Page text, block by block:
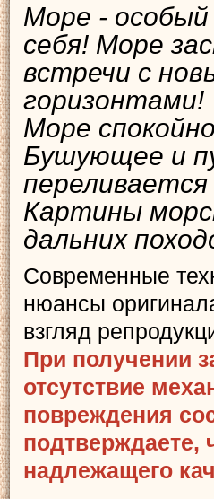
Море -
себя! Море
встречи с
горизонтами!
Море
Бушующее и
переливается
Картины
дальних
Современные
нюансы
взгляд
При получении
отсутствие
повреждения
подтверждаете,
надлежащего